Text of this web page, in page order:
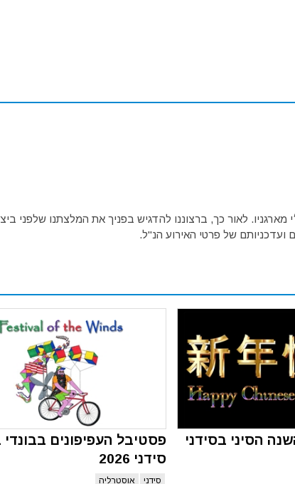
לאור כך, ברצוננו להדגיש בפניך את המלצתנו שלפני
של פרטי האירוע הנ"ל.
הסיני בסידני
פסטיבל העפיפונים בבונדי
סידני 2026
סידני אוסטרליה